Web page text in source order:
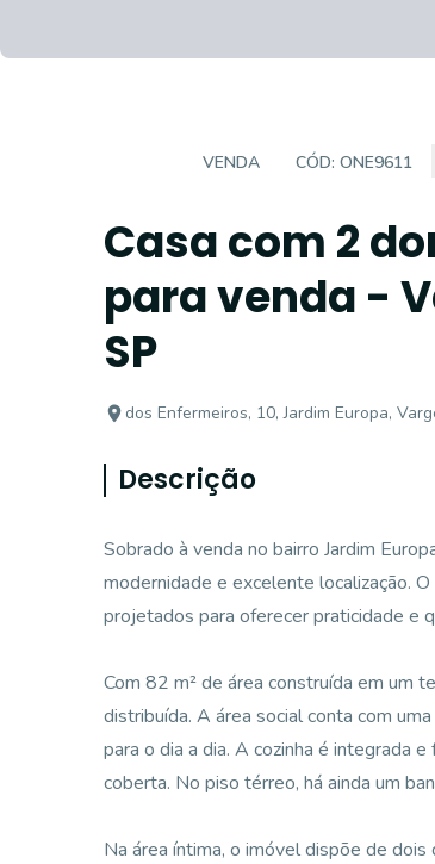
VENDA CÓD: ONE9611
Casa com 2
para venda -
SP
dos Enfermeiros, 10, Jardim Europa,
Descrição
Sobrado à venda no bairro Jardim
modernidade e excelente localização.
projetados para oferecer praticidade e
Com 82 m² de área construída em um
distribuída. A área social conta com
para o dia a dia. A cozinha é integrada
coberta. No piso térreo, há ainda um
Na área íntima, o imóvel dispõe de